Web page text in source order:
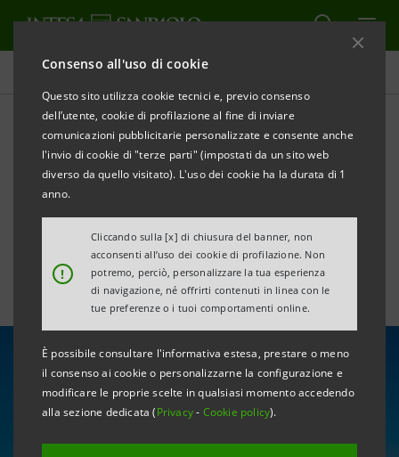
Consenso all'uso di cookie
Questo sito utilizza cookie tecnici e, previo consenso
dell’utente, cookie di profilazione al fine di inviare
comunicazioni pubblicitarie personalizzate e consente anche
l'invio di cookie di "terze parti" (impostati da un sito web
diverso da quello visitato). L'uso dei cookie ha la durata di 1
anno.
!
Cliccando sulla [x] di chiusura del banner, non
acconsenti all’uso dei cookie di profilazione. Non
potremo, perciò, personalizzare la tua esperienza
di navigazione, né offrirti contenuti in linea con le
tue preferenze o i tuoi comportamenti online.
È possibile consultare l'informativa estesa, prestare o meno
il consenso ai cookie o personalizzarne la configurazione e
modificare le proprie scelte in qualsiasi momento accedendo
alla sezione dedicata (Privacy- Cookie policy).
Tutte le news
REYL & Cie acquisisce una
partecipazione del 40% in
1875 Finance